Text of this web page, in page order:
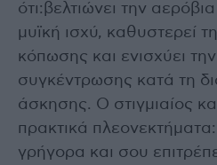
ότι:βελτιώνει την
μυϊκή ισχύ, καθυστερεί
κόπωσης και ενισχύει
συγκέντρωσης κατά τη
άσκησης. Ο στιγμιαίος
πρακτικά πλεονεκτήματα:
γρήγορα και σου